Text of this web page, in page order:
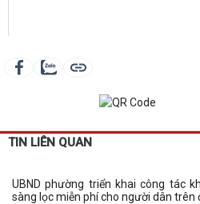
TIN LIÊN QUAN
UBND phường triển khai công tác
sàng lọc miễn phí cho người dân trên